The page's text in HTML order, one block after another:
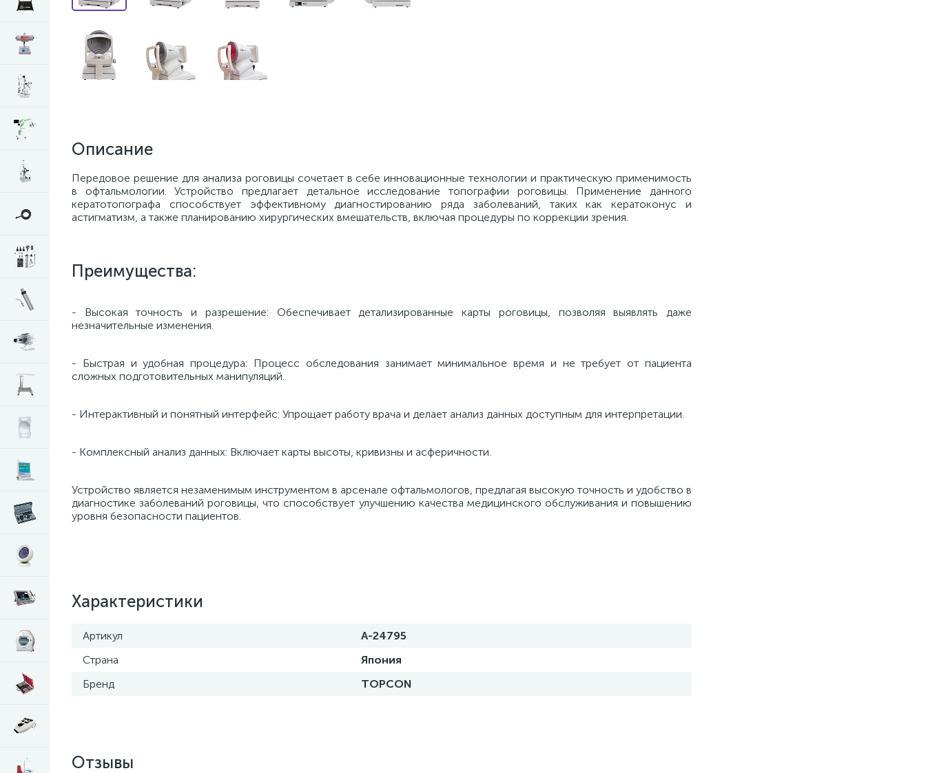
Описание
Передовое решение для анализа роговицы сочетает в себе инновационные технологии и практическую применимость
в офтальмологии. Устройство предлагает детальное исследование топографии роговицы. Применение данного
кератотопографа способствует эффективному диагностированию ряда заболеваний, таких как кератоконус и
астигматизм, а также планированию хирургических вмешательств, включая процедуры по коррекции зрения.
Преимущества:
- Высокая точность и разрешение: Обеспечивает детализированные карты роговицы, позволяя выявлять даже
незначительные изменения.
- Быстрая и удобная процедура: Процесс обследования занимает минимальное время и не требует от пациента
сложных подготовительных манипуляций.
- Интерактивный и понятный интерфейс: Упрощает работу врача и делает анализ данных доступным для интерпретации.
- Комплексный анализ данных: Включает карты высоты, кривизны и асферичности.
Устройство является незаменимым инструментом в арсенале офтальмологов, предлагая высокую точность и удобство в
диагностике заболеваний роговицы, что способствует улучшению качества медицинского обслуживания и повышению
уровня безопасности пациентов.
Характеристики
Артикул
A-24795
Страна
Япония
Бренд
TOPCON
Отзывы